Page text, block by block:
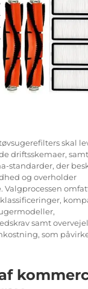
skal
driftsskemaer,
standarder, der
og overholder
Valgprocessen
samt
som